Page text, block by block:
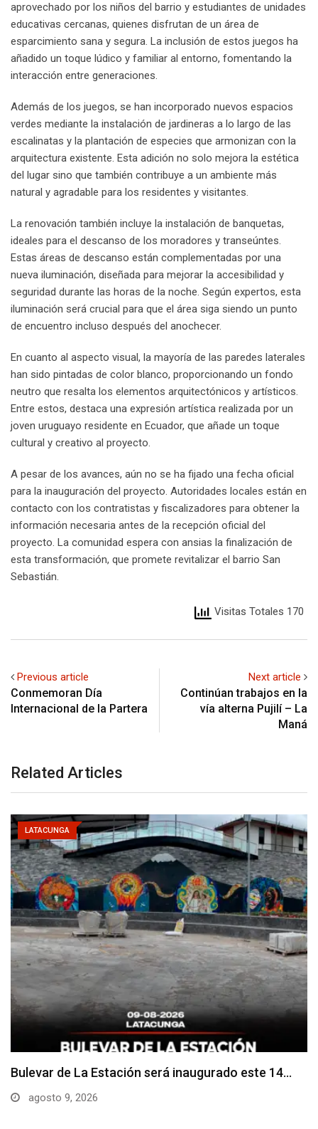
aprovechado por los niños del barrio y estudiantes de unidades
educativas cercanas, quienes disfrutan de un área de
esparcimiento sana y segura. La inclusión de estos juegos ha
añadido un toque lúdico y familiar al entorno, fomentando la
interacción entre generaciones.
Además de los juegos, se han incorporado nuevos espacios
verdes mediante la instalación de jardineras a lo largo de las
escalinatas y la plantación de especies que armonizan con la
arquitectura existente. Esta adición no solo mejora la estética
del lugar sino que también contribuye a un ambiente más
natural y agradable para los residentes y visitantes.
La renovación también incluye la instalación de banquetas,
ideales para el descanso de los moradores y transeúntes.
Estas áreas de descanso están complementadas por una
nueva iluminación, diseñada para mejorar la accesibilidad y
seguridad durante las horas de la noche. Según expertos, esta
iluminación será crucial para que el área siga siendo un punto
de encuentro incluso después del anochecer.
En cuanto al aspecto visual, la mayoría de las paredes laterales
han sido pintadas de color blanco, proporcionando un fondo
neutro que resalta los elementos arquitectónicos y artísticos.
Entre estos, destaca una expresión artística realizada por un
joven uruguayo residente en Ecuador, que añade un toque
cultural y creativo al proyecto.
A pesar de los avances, aún no se ha fijado una fecha oficial
para la inauguración del proyecto. Autoridades locales están en
contacto con los contratistas y fiscalizadores para obtener la
información necesaria antes de la recepción oficial del
proyecto. La comunidad espera con ansias la finalización de
esta transformación, que promete revitalizar el barrio San
Sebastián.
Visitas Totales 170
Previous article
Conmemoran Día
Internacional de la Partera
Next article
Continúan trabajos en la
vía alterna Pujilí – La
Maná
Related Articles
LATACUNGA
Adoquines levantados generan preocupación en
dos vías de…